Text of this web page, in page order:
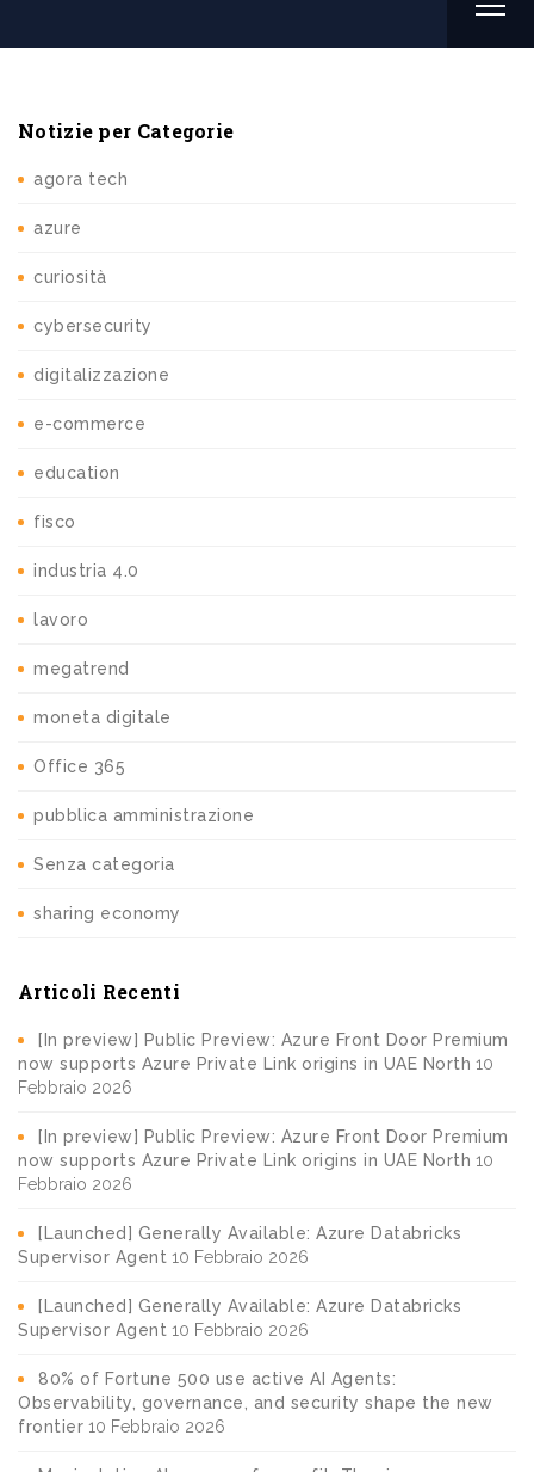
Notizie per Categorie
agora tech
azure
curiosità
cybersecurity
digitalizzazione
e-commerce
education
fisco
industria 4.0
lavoro
megatrend
moneta digitale
Office 365
pubblica amministrazione
Senza categoria
sharing economy
Articoli Recenti
[In preview] Public Preview: Azure Front Door Premium
now supports Azure Private Link origins in UAE North 10
Febbraio 2026
[In preview] Public Preview: Azure Front Door Premium
now supports Azure Private Link origins in UAE North 10
Febbraio 2026
[Launched] Generally Available: Azure Databricks
Supervisor Agent 10 Febbraio 2026
[Launched] Generally Available: Azure Databricks
Supervisor Agent 10 Febbraio 2026
80% of Fortune 500 use active AI Agents:
Observability, governance, and security shape the new
frontier 10 Febbraio 2026